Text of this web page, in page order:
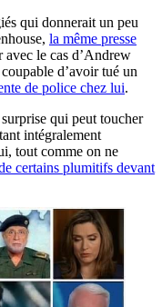
qui donnerait un peu
la même presse
avec le cas d’Andrew
d’avoir tué un
de police chez lui.
qui peut toucher
intégralement
tout comme on ne
certains plumitifs devant